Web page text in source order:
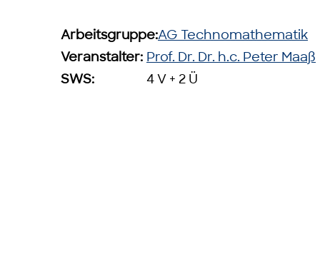
Arbeitsgruppe:AG Technomathematik
Veranstalter: Prof. Dr. Dr. h.c. Peter Maaß
SWS:
4 V + 2 Ü